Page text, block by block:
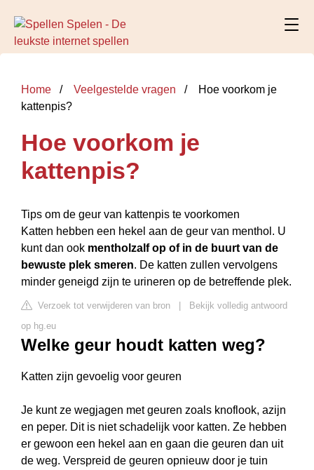
Home Veelgestelde vragen
Hoe voorkom je
kattenpis?
Hoe voorkom je
kattenpis?
Tips om de geur van kattenpis te voorkomen
Katten hebben een hekel aan de geur van menthol. U
kunt dan ook mentholzalf op of in de buurt van de
bewuste plek smeren. De katten zullen vervolgens
minder geneigd zijn te urineren op de betreffende plek.
Verzoek tot verwijderen van bron
Bekijk volledig antwoord
op hg.eu
Welke geur houdt katten weg?
Katten zijn gevoelig voor geuren
Je kunt ze wegjagen met geuren zoals knoflook, azijn
en peper. Dit is niet schadelijk voor katten. Ze hebben
er gewoon een hekel aan en gaan die geuren dan uit
de weg. Verspreid de geuren opnieuw door je tuin